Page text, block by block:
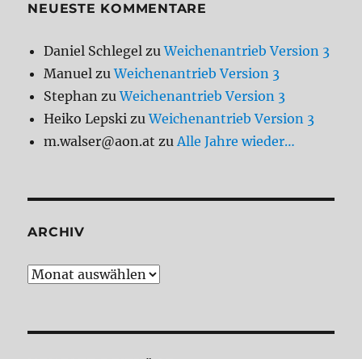
NEUESTE KOMMENTARE
Daniel Schlegel zuWeichenantrieb Version 3
Manuel zuWeichenantrieb Version 3
Stephan zuWeichenantrieb Version 3
Heiko Lepski zuWeichenantrieb Version 3
m.walser@aon.at zuAlle Jahre wieder…
ARCHIV
Archiv